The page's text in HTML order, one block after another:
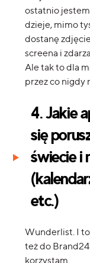
ostatnio
dzieje, mimo
dostanę
screena i
Ale tak to dla
przez co nigdy
4. Jakie
się
świecie i
etc.)
Wunderlist. I
też do
korzystam.